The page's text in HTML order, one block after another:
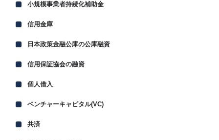
小規模事業者持続化補助金
信用金庫
日本政策金融公庫の公庫融資
信用保証協会の融資
個人借入
ベンチャーキャピタル(VC)
共済